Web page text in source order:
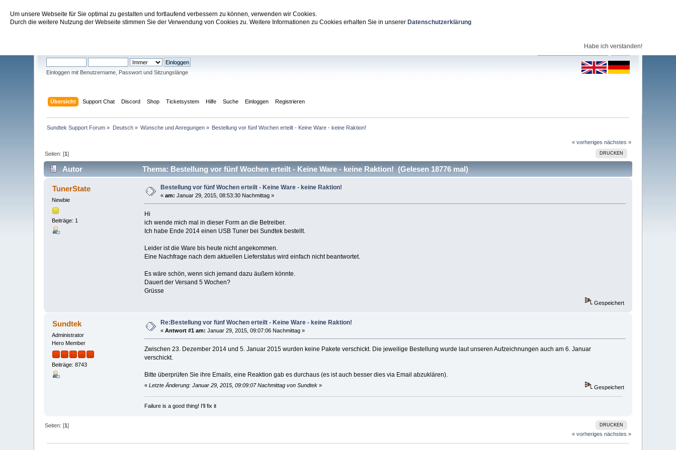
Um unsere Webseite für Sie optimal zu gestalten und fortlaufend verbessern zu können, verwenden wir Cookies.
Durch die weitere Nutzung der Webseite stimmen Sie der Verwendung von Cookies zu. Weitere Informationen zu Cookies erhalten Sie in unserer Datenschutzerklärung
Habe ich verstanden!
Sundtek Support Forum
Einloggen mit Benutzername, Passwort und Sitzungslänge
Übersicht Support Chat Discord Shop Ticketsystem Hilfe Suche Einloggen Registrieren
Sundtek Support Forum » Deutsch» Wünsche und Anregungen » Bestellung vor fünf Wochen erteilt - Keine Ware - keine Raktion!
« vorheriges nächstes »
DRUCKEN
Seiten: [1]
Autor Thema: Bestellung vor fünf Wochen erteilt - Keine Ware - keine Raktion! (Gelesen 18776 mal)
TunerState
Newbie
Beiträge: 1
Bestellung vor fünf Wochen erteilt - Keine Ware - keine Raktion!
«am: Januar 29, 2015, 08:53:30 Nachmittag »
Hi
ich wende mich mal in dieser Form an die Betreiber.
Ich habe Ende 2014 einen USB Tuner bei Sundtek bestellt.
Leider ist die Ware bis heute nicht angekommen.
Eine Nachfrage nach dem aktuellen Lieferstatus wird einfach nicht beantwortet.
Es wäre schön, wenn sich jemand dazu äußern könnte.
Dauert der Versand 5 Wochen?
Grüsse
Gespeichert
Sundtek
Administrator
Hero Member
Beiträge: 8743
Re:Bestellung vor fünf Wochen erteilt - Keine Ware - keine Raktion!
«Antwort #1 am: Januar 29, 2015, 09:07:06 Nachmittag »
Zwischen 23. Dezember 2014 und 5. Januar 2015 wurden keine Pakete verschickt. Die jeweilige Bestellung wurde laut unseren Aufzeichnungen auch am 6. Januar
verschickt.
Bitte überprüfen Sie ihre Emails, eine Reaktion gab es durchaus (es ist auch besser dies via Email abzuklären).
« Letzte Änderung: Januar 29, 2015, 09:09:07 Nachmittag von Sundtek» Gespeichert
Failure is a good thing! I'll fix it
DRUCKEN
Seiten: [1]
« vorheriges nächstes »